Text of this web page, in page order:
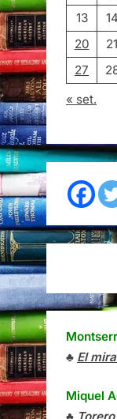
13
14
20
21
27
« set.
♣ El
Miquel